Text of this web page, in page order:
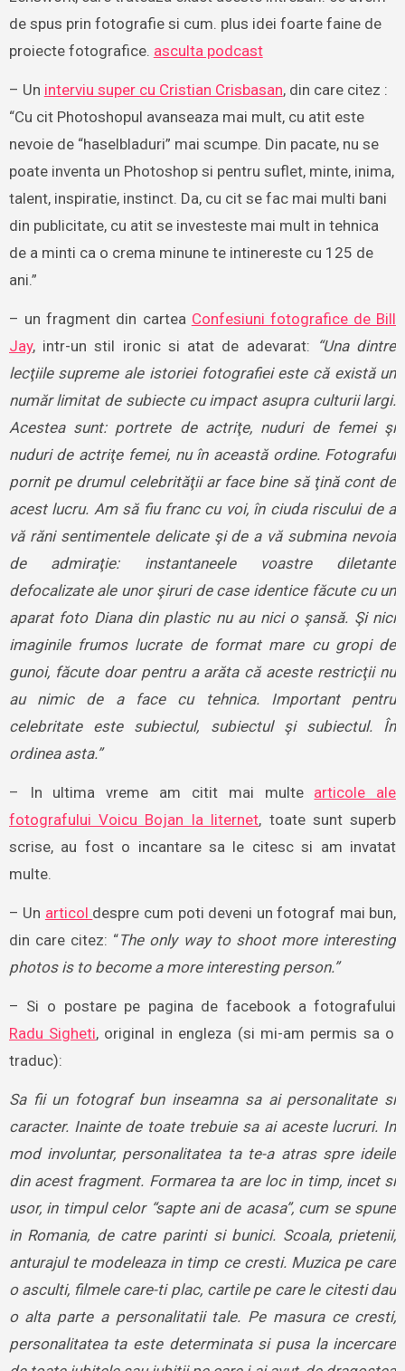
de spus prin fotografie si cum. plus idei foarte faine de
proiecte fotografice. asculta podcast
– Un interviu super cu Cristian Crisbasan, din care citez :
“Cu cit Photoshopul avanseaza mai mult, cu atit este
nevoie de “haselbladuri” mai scumpe. Din pacate, nu se
poate inventa un Photoshop si pentru suflet, minte, inima,
talent, inspiratie, instinct. Da, cu cit se fac mai multi bani
din publicitate, cu atit se investeste mai mult in tehnica
de a minti ca o crema minune te intinereste cu 125 de
ani.”
– un fragment din cartea Confesiuni fotografice de Bill
Jay, intr-un stil ironic si atat de adevarat: “Una dintre
lecţiile supreme ale istoriei fotografiei este că există un
număr limitat de subiecte cu impact asupra culturii largi.
Acestea sunt: portrete de actriţe, nuduri de femei şi
nuduri de actriţe femei, nu în această ordine. Fotograful
pornit pe drumul celebrităţii ar face bine să ţină cont de
acest lucru. Am să fiu franc cu voi, în ciuda riscului de a
vă răni sentimentele delicate şi de a vă submina nevoia
de admiraţie: instantaneele voastre diletante
defocalizate ale unor şiruri de case identice făcute cu un
aparat foto Diana din plastic nu au nici o şansă. Şi nici
imaginile frumos lucrate de format mare cu gropi de
gunoi, făcute doar pentru a arăta că aceste restricţii nu
au nimic de a face cu tehnica. Important pentru
celebritate este subiectul, subiectul şi subiectul. În
ordinea asta.”
– In ultima vreme am citit mai multe articole ale
fotografului Voicu Bojan la liternet, toate sunt superb
scrise, au fost o incantare sa le citesc si am invatat
multe.
– Un articol despre cum poti deveni un fotograf mai bun,
din care citez: “The only way to shoot more interesting
photos is to become a more interesting person.”
– Si o postare pe pagina de facebook a fotografului
Radu Sigheti, original in engleza (si mi-am permis sa o
traduc):
Sa fii un fotograf bun inseamna sa ai personalitate si
caracter. Inainte de toate trebuie sa ai aceste lucruri. In
mod involuntar, personalitatea ta te-a atras spre ideile
din acest fragment. Formarea ta are loc in timp, incet si
usor, in timpul celor “sapte ani de acasa”, cum se spune
in Romania, de catre parinti si bunici. Scoala, prietenii,
anturajul te modeleaza in timp ce cresti. Muzica pe care
o asculti, filmele care-ti plac, cartile pe care le citesti dau
o alta parte a personalitatii tale. Pe masura ce cresti,
personalitatea ta este determinata si pusa la incercare